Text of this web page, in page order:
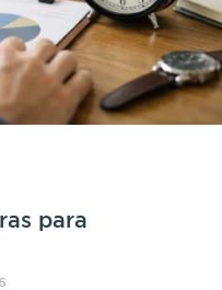
para